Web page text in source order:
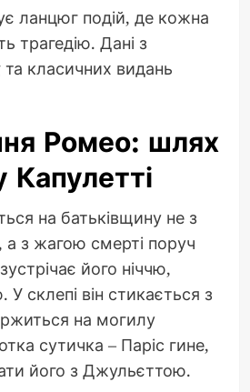
ланцюг подій, де кожна
трагедію. Дані з
класичних видань
Ромео: шлях
на батьківщину не з
з жагою смерті поруч
його ніччю,
склепі він стикається з
на могилу
сутичка – Паріс гине,
його з Джульєттою.